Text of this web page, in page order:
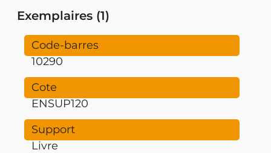
Exemplaires (1)
10290
ENSUP120
Livre